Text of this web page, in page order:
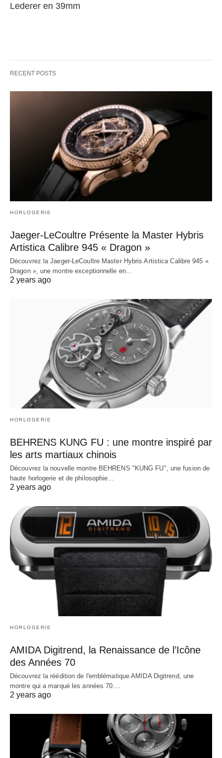
Lederer en 39mm
RECENT POSTS
HORLOGERIE
Jaeger-LeCoultre Présente la Master Hybris
Artistica Calibre 945 « Dragon »
Découvrez la Jaeger-LeCoultre Master Hybris Artistica Calibre 945 «
Dragon », une montre exceptionnelle en…
2 years ago
HORLOGERIE
BEHRENS KUNG FU : une montre inspiré par
les arts martiaux chinois
Découvrez la nouvelle montre BEHRENS "KUNG FU", une fusion de
haute horlogerie et de philosophie…
2 years ago
HORLOGERIE
AMIDA Digitrend, la Renaissance de l’Icône
des Années 70
Découvrez la réédition de l'emblématique AMIDA Digitrend, une
montre qui a marqué les années 70.…
2 years ago